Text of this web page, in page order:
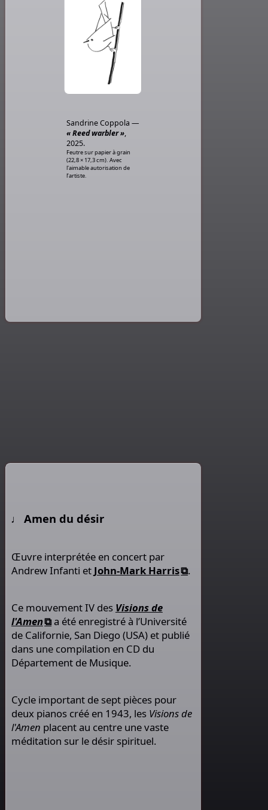
Sandrine Coppola —
« Reed warbler »,
2025.
Feutre sur papier à grain
(22,8 × 17,3 cm). Avec
l'aimable autorisation de
l’artiste.
Amen du désir
Œuvre interprétée en concert par
Andrew Infanti et John-Mark Harris .
Ce mouvement IV des Visions de
l'Amen
a été enregistré à l’Université
de Californie, San Diego (USA) et publié
dans une compilation en CD du
Département de Musique.
Cycle important de sept pièces pour
deux pianos créé en 1943, les Visions de
l'Amen placent au centre une vaste
méditation sur le désir spirituel.